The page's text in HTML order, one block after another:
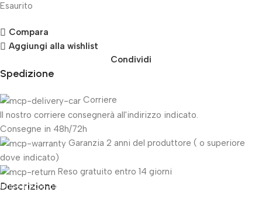
Esaurito
Compara
Aggiungi alla wishlist
Condividi
Spedizione
Corriere
Il nostro corriere consegnerà all'indirizzo indicato.
Consegne in 48h/72h
Garanzia 2 anni del produttore ( o superiore
dove indicato)
Reso gratuito entro 14 giorni
Unbeatable offers
Descrizione